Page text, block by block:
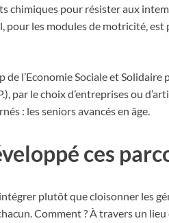
chimiques pour résister aux
pour les modules de motricité,
de l’Economie Sociale et
par le choix d’entreprises ou
: les seniors avancés en âge.
ces
plutôt que cloisonner les
Comment ? À travers un lieu